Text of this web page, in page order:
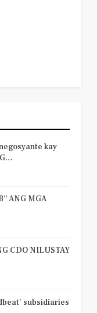
kay
ANG MGA
CDO NILUSTAY
subsidiaries